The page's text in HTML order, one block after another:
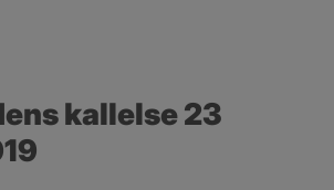
kallelse 23